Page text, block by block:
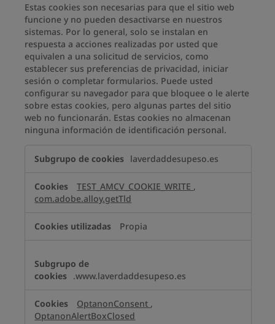
Estas cookies son necesarias para que el sitio web
funcione y no pueden desactivarse en nuestros
sistemas. Por lo general, solo se instalan en
respuesta a acciones realizadas por usted que
equivalen a una solicitud de servicios, como
establecer sus preferencias de privacidad, iniciar
sesión o completar formularios. Puede usted
configurar su navegador para que bloquee o le alerte
sobre estas cookies, pero algunas partes del sitio
web no funcionarán. Estas cookies no almacenan
ninguna información de identificación personal.
estrictamente
necesario
laverdaddesupeso.es
TEST_AMCV_COOKIE_WRITE ,
com.adobe.alloy.getTld
Propia
.www.laverdaddesupeso.es
OptanonConsent ,
OptanonAlertBoxClosed